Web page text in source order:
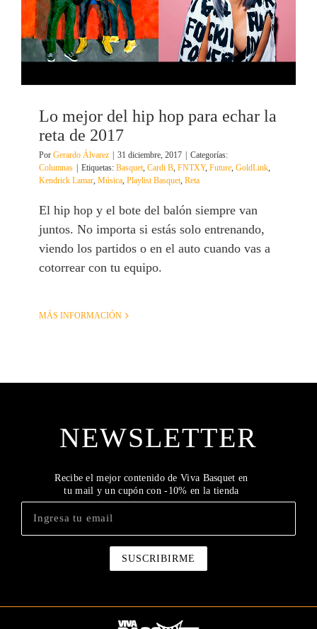
Lo mejor del hip hop para echar la
reta de 2017
Por Gerardo Álvarez 31 diciembre, 2017
Categorías:
Columnas
Etiquetas: Basquet, Cardi B, FNTXY, Future, GoldLink,
Kendrick Lamar, Música, Playlist Basquet, Reta
El hip hop y el bote del balón siempre van
juntos. No importa si estás solo entrenando,
viendo los partidos o en el auto cuando vas a
cotorrear con tu equipo.
MÁS INFORMACIÓN
NEWSLETTER
Recibe el mejor contenido de Viva Basquet en
tu mail y un cupón con -10% en la tienda